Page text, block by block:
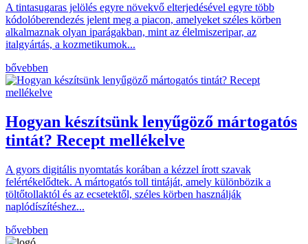
A tintasugaras jelölés egyre növekvő elterjedésével egyre több
kódolóberendezés jelent meg a piacon, amelyeket széles körben
alkalmaznak olyan iparágakban, mint az élelmiszeripar, az
italgyártás, a kozmetikumok...
bővebben
Hogyan készítsünk lenyűgöző mártogatós
tintát? Recept mellékelve
A gyors digitális nyomtatás korában a kézzel írott szavak
felértékelődtek. A mártogatós toll tintáját, amely különbözik a
töltőtollaktól és az ecsetektől, széles körben használják
naplódíszítéshez...
bővebben